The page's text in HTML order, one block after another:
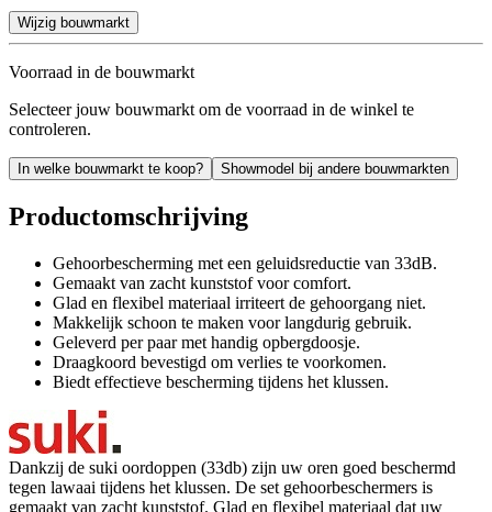
Wijzig bouwmarkt
Voorraad in de bouwmarkt
Selecteer jouw bouwmarkt om de voorraad in de winkel te
controleren.
In welke bouwmarkt te koop? Showmodel bij andere bouwmarkten
Productomschrijving
Gehoorbescherming met een geluidsreductie van 33dB.
Gemaakt van zacht kunststof voor comfort.
Glad en flexibel materiaal irriteert de gehoorgang niet.
Makkelijk schoon te maken voor langdurig gebruik.
Geleverd per paar met handig opbergdoosje.
Draagkoord bevestigd om verlies te voorkomen.
Biedt effectieve bescherming tijdens het klussen.
Dankzij de suki oordoppen (33db) zijn uw oren goed beschermd
tegen lawaai tijdens het klussen. De set gehoorbeschermers is
gemaakt van zacht kunststof. Glad en flexibel materiaal dat uw